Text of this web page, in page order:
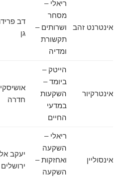
אינטרנט זהב
ריאלי –
מסחר
ושרותים –
תקשורת
ומדיה
אינטרקיור
הייטק –
ביומד –
השקעות
במדעי
החיים
חדרה
אינסוליין
ריאלי –
השקעה
ואחזקות –
השקעה
ירושלים